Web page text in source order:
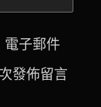
電子郵件
發佈留言